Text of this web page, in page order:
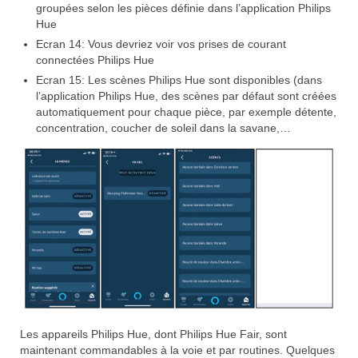
groupées selon les pièces définie dans l’application Philips
Hue
Ecran 14: Vous devriez voir vos prises de courant
connectées Philips Hue
Ecran 15: Les scènes Philips Hue sont disponibles (dans
l’application Philips Hue, des scènes par défaut sont créées
automatiquement pour chaque pièce, par exemple détente,
concentration, coucher de soleil dans la savane,…
Les appareils Philips Hue, dont Philips Hue Fair, sont
maintenant commandables à la voie et par routines. Quelques